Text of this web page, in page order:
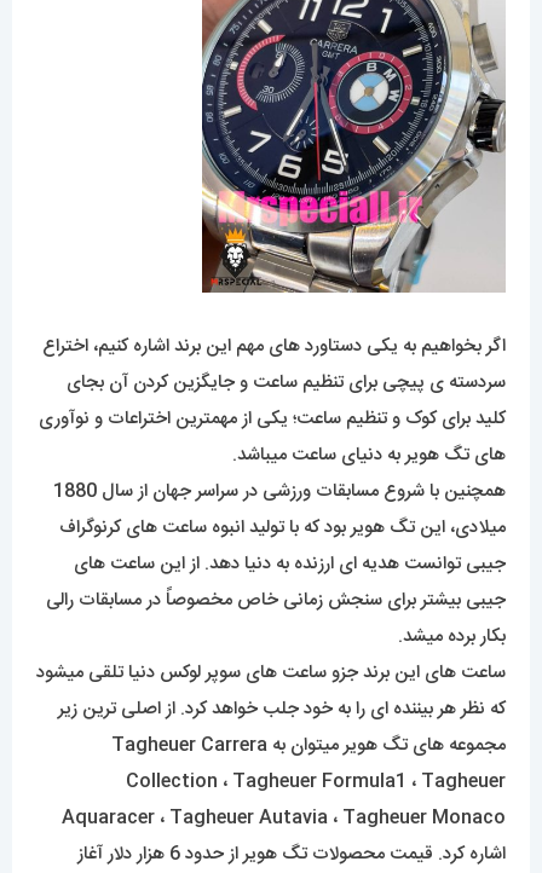
اگر بخواهیم به یکی دستاورد های مهم این برند اشاره کنیم، اختراع
سردسته ی پیچی برای تنظیم ساعت و جایگزین کردن آن بجای
کلید برای کوک و تنظیم ساعت؛ یکی از مهمترین اختراعات و نوآوری
های تگ هویر به دنیای ساعت میباشد.
همچنین با شروع مسابقات ورزشی در سراسر جهان از سال 1880
میلادی، این تگ هویر بود که با تولید انبوه ساعت های کرنوگراف
جیبی توانست هدیه ای ارزنده به دنیا دهد. از این ساعت های
جیبی بیشتر برای سنجش زمانی خاص مخصوصاً در مسابقات رالی
بکار برده میشد.
ساعت های این برند جزو ساعت های سوپر لوکس دنیا تلقی میشود
که نظر هر بیننده ای را به خود جلب خواهد کرد. از اصلی ترین زیر
مجموعه های تگ هویر میتوان به Tagheuer Carrera
Collection ، Tagheuer Formula1 ، Tagheuer
Aquaracer ، Tagheuer Autavia ، Tagheuer Monaco
اشاره کرد. قیمت محصولات تگ هویر از حدود 6 هزار دلار آغاز